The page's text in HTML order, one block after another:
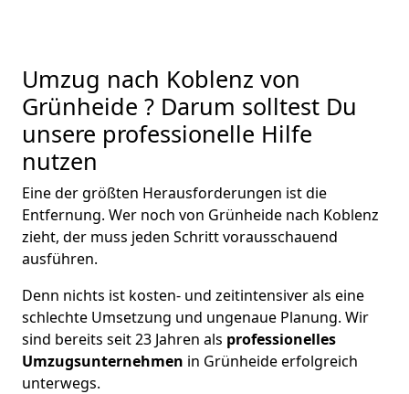
Umzug nach Koblenz von
Grünheide ? Darum solltest Du
unsere professionelle Hilfe
nutzen
Eine der größten Herausforderungen ist die
Entfernung. Wer noch von Grünheide nach Koblenz
zieht, der muss jeden Schritt vorausschauend
ausführen.
Denn nichts ist kosten- und zeitintensiver als eine
schlechte Umsetzung und ungenaue Planung. Wir
sind bereits seit 23 Jahren als professionelles
Umzugsunternehmen in Grünheide erfolgreich
unterwegs.